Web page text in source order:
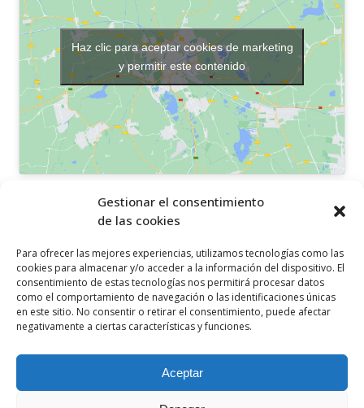
Gestionar el consentimiento
de las cookies
Para ofrecer las mejores experiencias, utilizamos tecnologías como las
cookies para almacenar y/o acceder a la información del dispositivo. El
consentimiento de estas tecnologías nos permitirá procesar datos
como el comportamiento de navegación o las identificaciones únicas
en este sitio. No consentir o retirar el consentimiento, puede afectar
negativamente a ciertas características y funciones.
Aceptar
Haz clic para aceptar cookies de marketing
y permitir este contenido
OTROS ENLACES
Política de cookies
Aviso legal
Canal ético
SÍGUENOS EN